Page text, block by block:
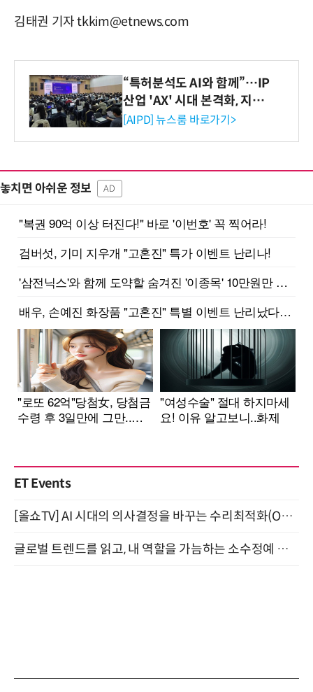
김태권 기자 tkkim@etnews.com
“특허분석도 AI와 함께”…IP
산업 'AX' 시대 본격화, 지식
재산처 1호 AI IP데이터분석
[AIPD] 뉴스룸 바로가기>
놓치면 아쉬운 정보 AD
ET Events
[올쇼TV] AI 시대의 의사결정을 바꾸는 수리최적화(Optimization) 소개 (8/20 생방송)
글로벌 트렌드를 읽고, 내 역할을 가늠하는 소수정예 실습 워크숍 (8/28)